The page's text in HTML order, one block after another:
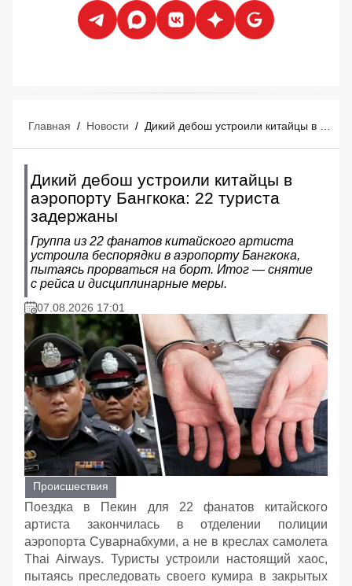
Главная / Новости / Дикий дебош устроили китайцы в аэропорту Бангкока: 22 туриста задержаны
Дикий дебош устроили китайцы в
аэропорту Бангкока: 22 туриста
задержаны
Группа из 22 фанатов китайского артиста
устроила беспорядки в аэропорту Бангкока,
пытаясь прорваться на борт. Итог — снятие
с рейса и дисциплинарные меры.
07.08.2026 17:01
Происшествия
Поездка в Пекин для 22 фанатов китайского
артиста закончилась в отделении полиции
аэропорта Суварнабхуми, а не в креслах самолета
Thai Airways. Туристы устроили настоящий хаос,
пытаясь преследовать своего кумира в закрытых